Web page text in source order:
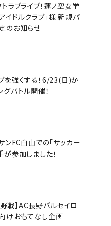
トラブライブ！蓮ノ空女学
イドルクラブ」様 新規パ
のお知らせ
を強くする！6/23(日)か
グバトル開催！
サンFC白山での「サッカー
が参加しました！
戦】AC長野パルセイロ
けおもてなし企画